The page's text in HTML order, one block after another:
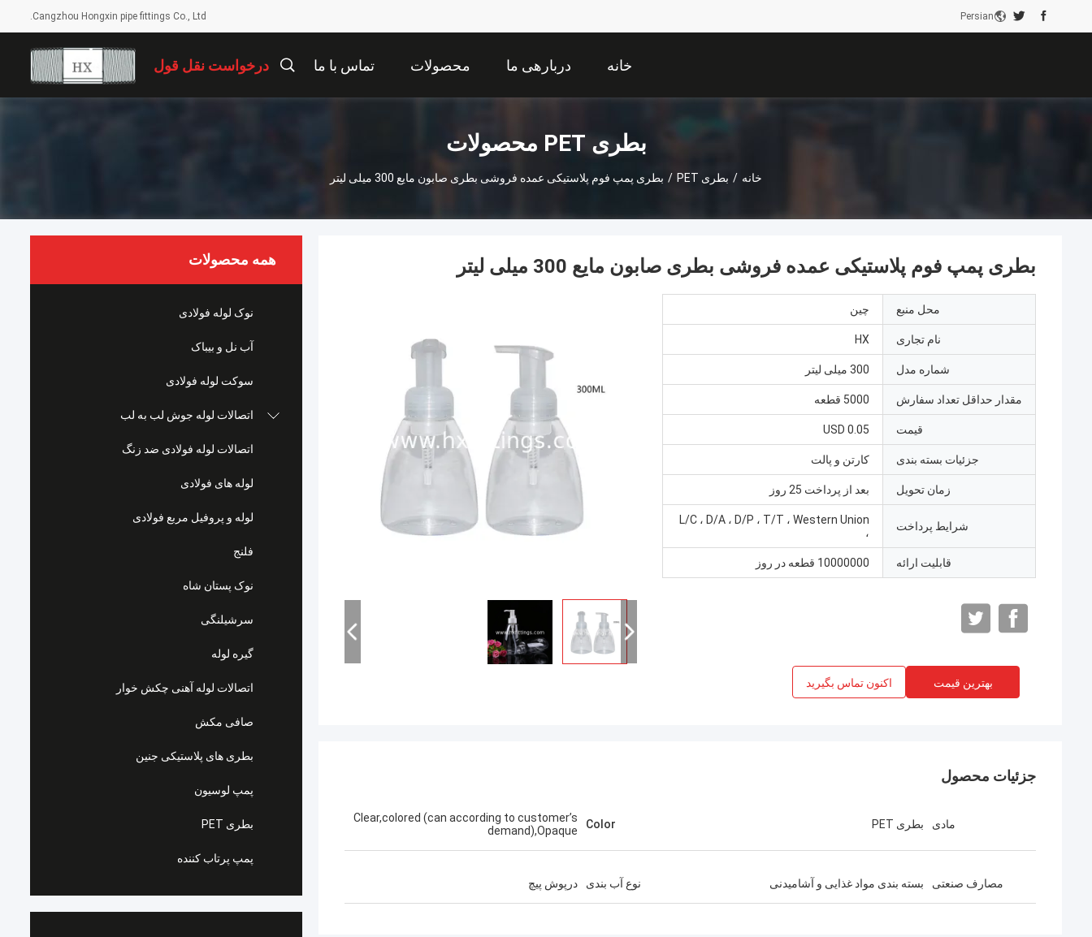
Cangzhou Hongxin pipe fittings Co., Ltd. Persian
خانه دربارهی ما محصولات تماس با ما درخواست نقل قول
بطری PET محصولات
خانه / بطری PET / بطری پمپ فوم پلاستیکی عمده فروشی بطری صابون مایع 300 میلی لیتر
همه محصولات
نوک لوله فولادی
آب نل و بيباک
سوکت لوله فولادی
اتصالات لوله جوش لب به لب
اتصالات لوله فولادی ضد زنگ
لوله های فولادی
لوله و پروفیل مربع فولادی
فلنج
نوک پستان شاه
سرشیلنگی
گیره لوله
اتصالات لوله آهنی چکش خوار
صافی مکش
بطری های پلاستیکی جنین
پمپ لوسیون
بطری PET
پمپ پرتاب کننده
بطری پمپ فوم پلاستیکی عمده فروشی بطری صابون مایع 300 میلی لیتر
محل منبع چین
نام تجاری HX
شماره مدل 300 میلی لیتر
مقدار حداقل تعداد سفارش 5000 قطعه
قیمت 0.05 USD
جزئیات بسته بندی کارتن و پالت
زمان تحویل بعد از پرداخت 25 روز
شرایط پرداخت
L/C ، D/A ، D/P ، T/T ، Western Union
،
قابلیت ارائه 10000000 قطعه در روز
بهترین قیمت اکنون تماس بگیرید
جزئیات محصول
مادی بطری PET Color
Clear,colored (can according to customer’s
demand),Opaque
مصارف صنعتی بسته بندی مواد غذایی و آشامیدنی نوع آب بندی درپوش پیچ